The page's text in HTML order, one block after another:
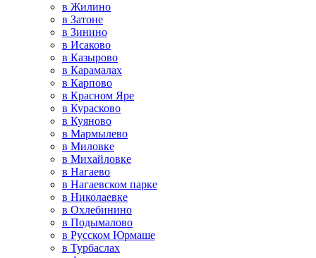
в Жилино
в Затоне
в Зинино
в Исаково
в Казырово
в Карамалах
в Карпово
в Красном Яре
в Курасково
в Куяново
в Мармылево
в Миловке
в Михайловке
в Нагаево
в Нагаевском парке
в Николаевке
в Охлебинино
в Подымалово
в Русском Юрмаше
в Турбаслах